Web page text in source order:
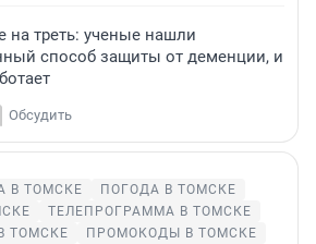
на треть: ученые нашли
способ защиты от деменции, и
Обсудить
В ТОМСКЕ
ПОГОДА В ТОМСКЕ
ТЕЛЕПРОГРАММА В ТОМСКЕ
ТОМСКЕ
ПРОМОКОДЫ В ТОМСКЕ